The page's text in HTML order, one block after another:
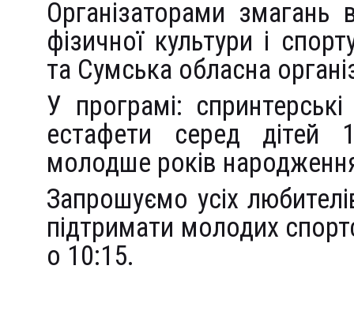
Організаторами змагань
фізичної культури і
та Сумська обласна
У програмі:
естафети серед дітей
молодше років
Запрошуємо усіх
підтримати молодих
о 10:15.